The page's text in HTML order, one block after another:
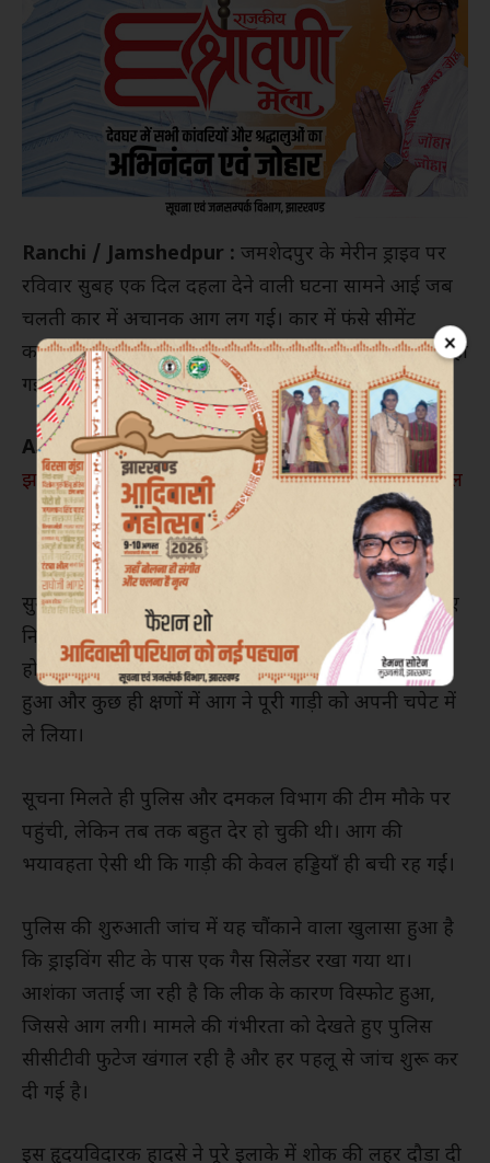
×
Ranchi / Jamshedpur : जमशेदपुर के मेरीन ड्राइव पर
रविवार सुबह एक दिल दहला देने वाली घटना सामने आई जब
चलती कार में अचानक आग लग गई। कार में फंसे सीमेंट
कारोबारी सुनील अग्रवाल की मौके पर ही जिंदा जलकर मौत हो
गई।
Also Read :प्रार्थना महोत्सव या धर्मांतरण का मंच? —
झारखंड आदिवासी सरना विकास समिति ने उठाए गंभीर सवाल
सुनील अग्रवाल प्रतिदिन की तरह आज भी मॉर्निंग वॉक के लिए
निकले थे, लेकिन किसे पता था कि यह उनकी अंतिम यात्रा
होगी। प्रत्यक्षदर्शियों के अनुसार, कार में अचानक तेज धमाका
हुआ और कुछ ही क्षणों में आग ने पूरी गाड़ी को अपनी चपेट में
ले लिया।
सूचना मिलते ही पुलिस और दमकल विभाग की टीम मौके पर
पहुंची, लेकिन तब तक बहुत देर हो चुकी थी। आग की
भयावहता ऐसी थी कि गाड़ी की केवल हड्डियाँ ही बची रह गईं।
पुलिस की शुरुआती जांच में यह चौंकाने वाला खुलासा हुआ है
कि ड्राइविंग सीट के पास एक गैस सिलेंडर रखा गया था।
आशंका जताई जा रही है कि लीक के कारण विस्फोट हुआ,
जिससे आग लगी। मामले की गंभीरता को देखते हुए पुलिस
सीसीटीवी फुटेज खंगाल रही है और हर पहलू से जांच शुरू कर
दी गई है।
इस हृदयविदारक हादसे ने पूरे इलाके में शोक की लहर दौड़ा दी